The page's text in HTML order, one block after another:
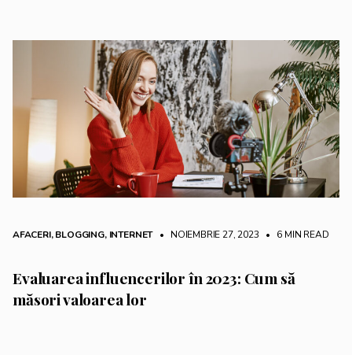
AFACERI,BLOGGING, INTERNET • NOIEMBRIE 27, 2023 • 6 MIN READ
Evaluarea influencerilor în 2023: Cum să
măsori valoarea lor